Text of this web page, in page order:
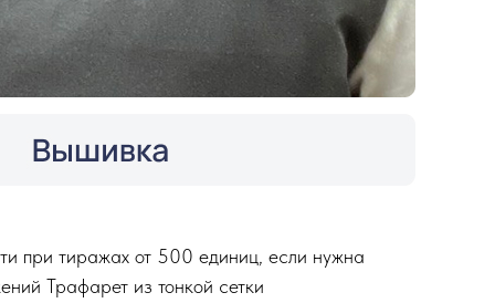
при тиражах от 500 единиц, если нужна
Трафарет из тонкой сетки